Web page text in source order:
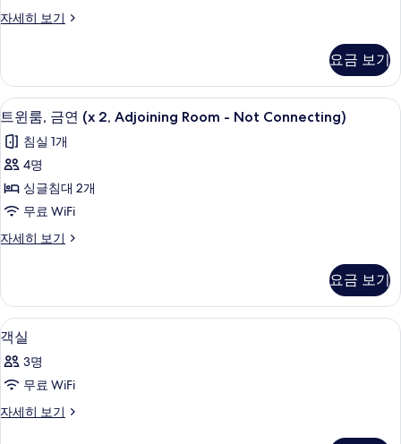
사
모
두
보
기
자세히 보기
트
금
연
자
히
보
요금 보기
트
윈
룸,
금
연
(x
2,
-
Not
Connecting)
사
진
모
객실 내 금고, 다리미/다리미판, 무료
4
트윈룸, 금연 (x 2, Adjoining Room - Not Connecting)
침실 1개
4명
싱글침대 2개
무료 WiFi
자세히 보기
트
연
(x
2,
Adjoining
Room
-
Connecting)
요금 보기
객
실
사
모
객실 내 금고, 다리미/다리미판, 무료
5
객실
3명
무료 WiFi
자세히 보기
객